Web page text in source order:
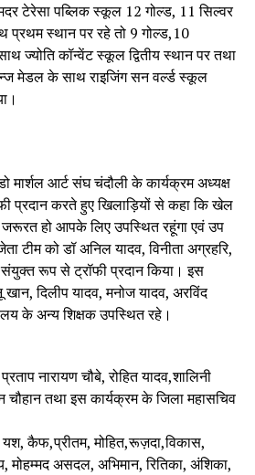
टेरेसा पब्लिक स्कूल 12 गोल्ड, 11 सिल्वर
स्थान पर रहे तो 9 गोल्ड,10
ज्योति कॉन्वेंट स्कूल द्वितीय स्थान पर तथा
मेडल के साथ राइजिंग सन वर्ल्ड स्कूल
मार्शल आर्ट संघ चंदौली के कार्यक्रम अध्यक्ष
प्रदान करते हुए खिलाड़ियों से कहा कि खेल
हो आपके लिए उपस्थित रहूंगा एवं उप
टीम को डॉ अनिल यादव, विनीता अग्रहरि,
संयुक्त रूप से ट्रॉफी प्रदान किया। इस
खान, दिलीप यादव, मनोज यादव, अरविंद
के अन्य शिक्षक उपस्थित रहे।
नारायण चौबे, रोहित यादव,शालिनी
तथा इस कार्यक्रम के जिला महासचिव
कैफ,प्रीतम, मोहित,रूज़दा,विकास,
असदल, अभिमान, रितिका, अंशिका,